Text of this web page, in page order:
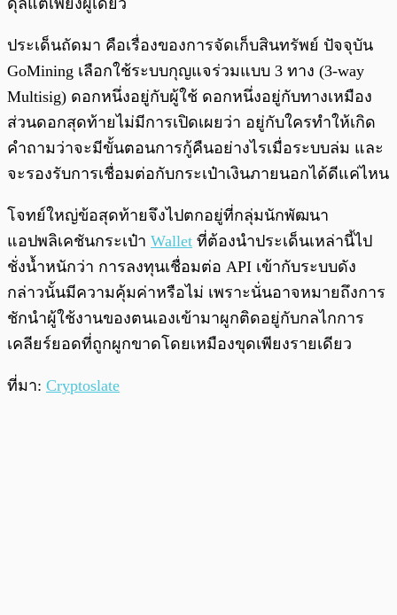
ประเด็นถัดมา คือเรื่องของการจัดเก็บสินทรัพย์ ปัจจุบัน
GoMining เลือกใช้ระบบกุญแจร่วมแบบ 3 ทาง (3-way
Multisig) ดอกหนึ่งอยู่กับผู้ใช้ ดอกหนึ่งอยู่กับทางเหมือง
ส่วนดอกสุดท้ายไม่มีการเปิดเผยว่า อยู่กับใครทำให้เกิด
คำถามว่าจะมีขั้นตอนการกู้คืนอย่างไรเมื่อระบบล่ม และ
จะรองรับการเชื่อมต่อกับกระเป๋าเงินภายนอกได้ดีแค่ไหน
โจทย์ใหญ่ข้อสุดท้ายจึงไปตกอยู่ที่กลุ่มนักพัฒนา
แอปพลิเคชันกระเป๋า Wallet ที่ต้องนำประเด็นเหล่านี้ไป
ชั่งน้ำหนักว่า การลงทุนเชื่อมต่อ API เข้ากับระบบดัง
กล่าวนั้นมีความคุ้มค่าหรือไม่ เพราะนั่นอาจหมายถึงการ
ชักนำผู้ใช้งานของตนเองเข้ามาผูกติดอยู่กับกลไกการ
เคลียร์ยอดที่ถูกผูกขาดโดยเหมืองขุดเพียงรายเดียว
ที่มา: Cryptoslate